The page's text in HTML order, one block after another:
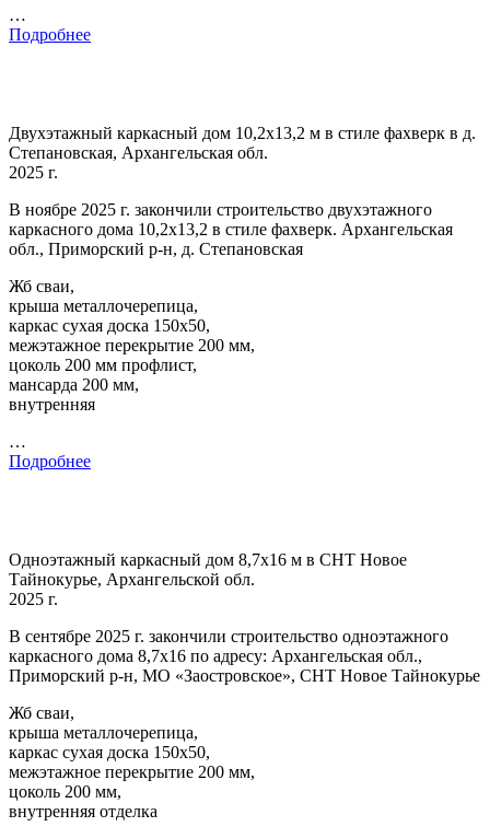
…
Подробнее
Двухэтажный каркасный дом 10,2х13,2 м в стиле фахверк в д.
Степановская, Архангельская обл.
2025 г.
В ноябре 2025 г. закончили строительство двухэтажного
каркасного дома 10,2х13,2 в стиле фахверк. Архангельская
обл., Приморский р-н, д. Степановская
Жб сваи,
крыша металлочерепица,
каркас сухая доска 150х50,
межэтажное перекрытие 200 мм,
цоколь 200 мм профлист,
мансарда 200 мм,
внутренняя
…
Подробнее
Одноэтажный каркасный дом 8,7х16 м в СНТ Новое
Тайнокурье, Архангельской обл.
2025 г.
В сентябре 2025 г. закончили строительство одноэтажного
каркасного дома 8,7х16 по адресу: Архангельская обл.,
Приморский р-н, МО «Заостровское», СНТ Новое Тайнокурье
Жб сваи,
крыша металлочерепица,
каркас сухая доска 150х50,
межэтажное перекрытие 200 мм,
цоколь 200 мм,
внутренняя отделка